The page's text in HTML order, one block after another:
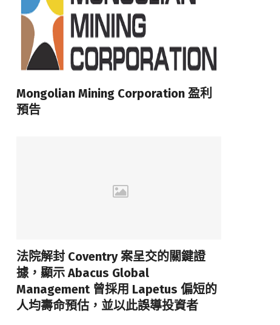
Mongolian Mining Corporation 盈利
預告
法院解封 Coventry 案呈交的關鍵證
據，顯示 Abacus Global
Management 曾採用 Lapetus 偏短的
人均壽命預估，並以此誤導投資者